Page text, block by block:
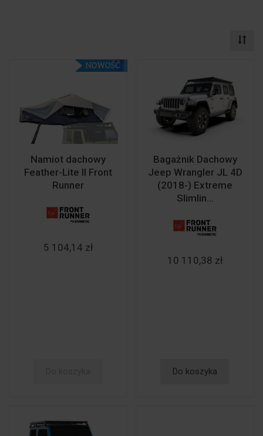
Namiot dachowy
Feather-Lite II Front
Runner
5 104,14 zł
Bagażnik Dachowy
Jeep Wrangler JL 4D
(2018-) Extreme
Slimlin...
10 110,38 zł
Do koszyka